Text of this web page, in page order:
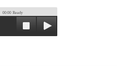
00:00 Ready